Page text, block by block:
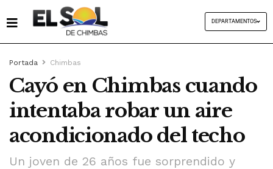
DEPARTAMENTOS
Portada Chimbas
Cayó en Chimbas cuando
intentaba robar un aire
acondicionado del techo
Un joven de 26 años fue sorprendido y